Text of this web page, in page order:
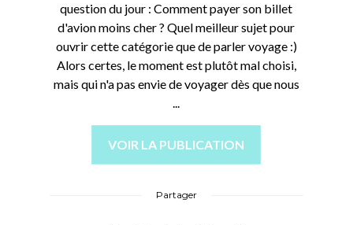
question du jour : Comment payer son billet
d'avion moins cher ? Quel meilleur sujet pour
ouvrir cette catégorie que de parler voyage :)
Alors certes, le moment est plutôt mal choisi,
mais qui n'a pas envie de voyager dès que nous
...
VOIR LA PUBLICATION
Partager